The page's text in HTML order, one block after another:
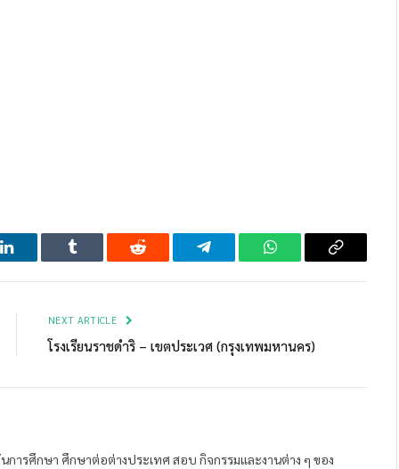
LinkedIn Tumblr Reddit Telegram WhatsAppCopy
NEXT ARTICLE
โรงเรียนราชดำริ – เขตประเวศ (กรุงเทพมหานคร)
การศึกษา ศึกษาต่อต่างประเทศ สอบ กิจกรรมและงานต่าง ๆ ของ